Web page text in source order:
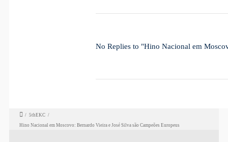
No Replies to "Hino Nacional em
/ 5thEKC /
Hino Nacional em Moscovo: Bernardo Vieira e José Silva são Campeões Europeus